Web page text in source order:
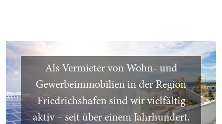
Als Vermieter von Wohn- und
Gewerbeimmobilien in der Region
Friedrichshafen sind wir vielfältig
aktiv – seit über einem Jahrhundert.